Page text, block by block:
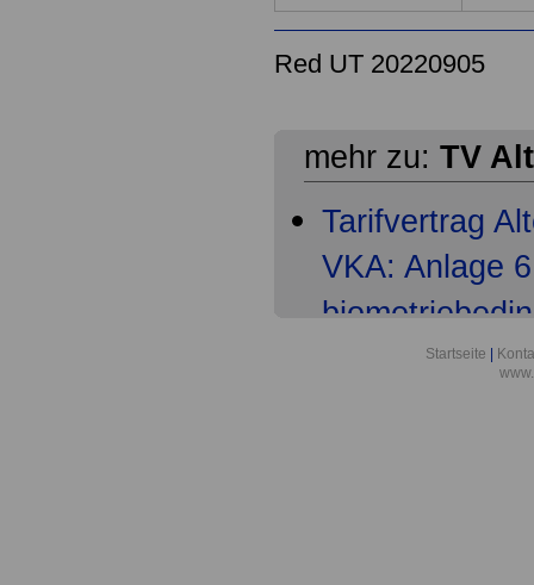
Red UT 20220905
mehr zu: TV
Tarifvertrag
VKA: Anlage
Tarifvertrag
Startseite